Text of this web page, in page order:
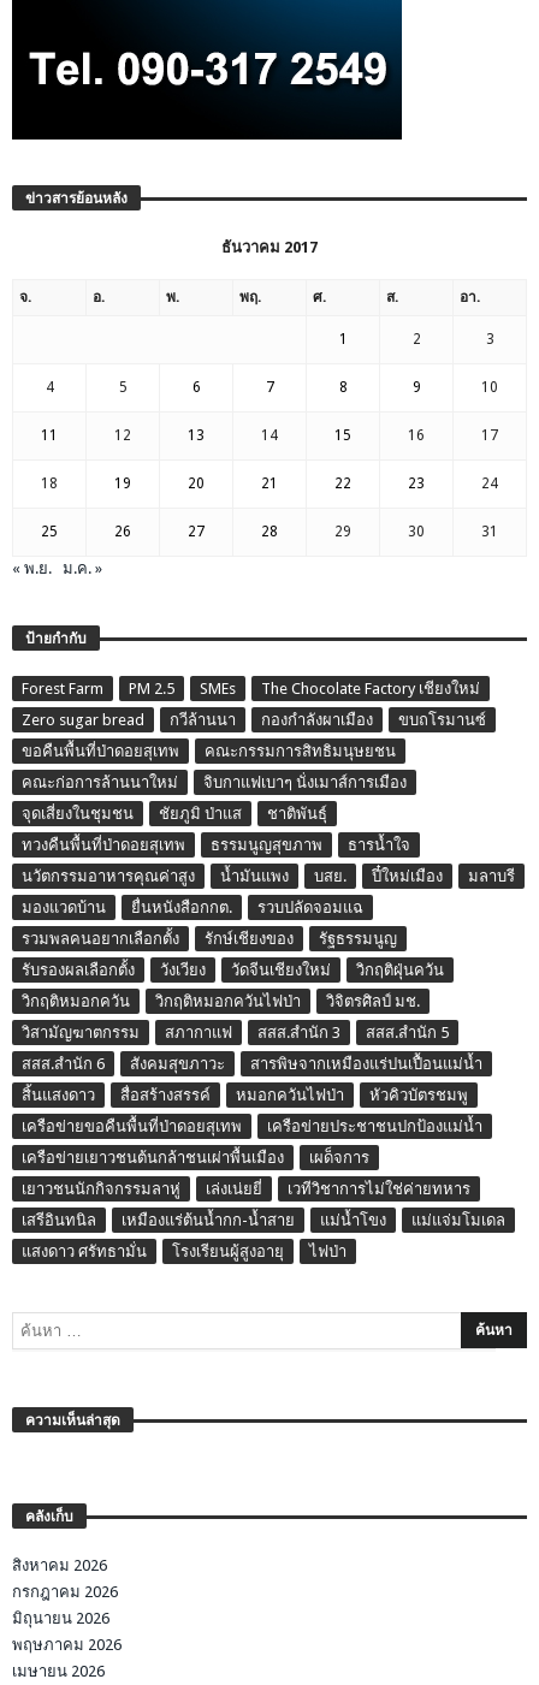
ข่าวสารย้อนหลัง
ธันวาคม 2017
จ. อ. พ. พฤ. ศ. ส. อา.
1 2 3
4 5 6 7 8 9 10
11 12 13 14 15 16 17
18 19 20 21 22 23 24
25 26 27 28 29 30 31
« พ.ย. ม.ค. »
ป้ายกำกับ
Forest Farm PM 2.5 SMEs
The Chocolate Factory เชียงใหม่
Zero sugar bread
กวีล้านนา กองกำลังผาเมือง
ขบถโรมานซ์
ขอคืนพื้นที่ป่าดอยสุเทพ
คณะกรรมการสิทธิมนุษยชน
คณะก่อการล้านนาใหม่
จิบกาแฟเบาๆ นั่งเมาส์การเมือง
จุดเสี่ยงในชุมชน
ชัยภูมิ ป่าแส
ชาติพันธุ์
ทวงคืนพื้นที่ป่าดอยสุเทพ
ธรรมนูญสุขภาพ
ธารน้ำใจ
นวัตกรรมอาหารคุณค่าสูง
น้ำมันแพง บสย. ปี๋ใหม่เมือง
มลาบรี
มองแวดบ้าน
ยื่นหนังสือกกต.
รวบปลัดจอมแฉ
รวมพลคนอยากเลือกตั้ง
รักษ์เชียงของ
รัฐธรรมนูญ
รับรองผลเลือกตั้ง
วังเวียง วัดจีนเชียงใหม่
วิกฤติฝุ่นควัน
วิกฤติหมอกควัน
วิกฤติหมอกควันไฟป่า
วิจิตรศิลป์ มช.
วิสามัญฆาตกรรม
สภากาแฟ สสส.สำนัก 3
สสส.สำนัก 5
สสส.สำนัก 6
สังคมสุขภาวะ
สารพิษจากเหมืองแร่ปนเปื้อนแม่น้ำ
สิ้นแสงดาว
สื่อสร้างสรรค์ หมอกควันไฟป่า
หัวคิวบัตรชมพู
เครือข่ายขอคืนพื้นที่ป่าดอยสุเทพ
เครือข่ายประชาชนปกป้องแม่น้ำ
เครือข่ายเยาวชนต้นกล้าชนเผ่าพื้นเมือง
เผด็จการ
เยาวชนนักกิจกรรมลาหู่
เล่งเน่ยยี่
เวทีวิชาการไม่ใช่ค่ายทหาร
เสรีอินทนิล
เหมืองแร่ต้นน้ำกก-น้ำสาย แม่น้ำโขง
แม่แจ่มโมเดล
แสงดาว ศรัทธามั่น
โรงเรียนผู้สูงอายุ ไฟป่า
ความเห็นล่าสุด
คลังเก็บ
สิงหาคม 2026
กรกฎาคม 2026
มิถุนายน 2026
พฤษภาคม 2026
เมษายน 2026